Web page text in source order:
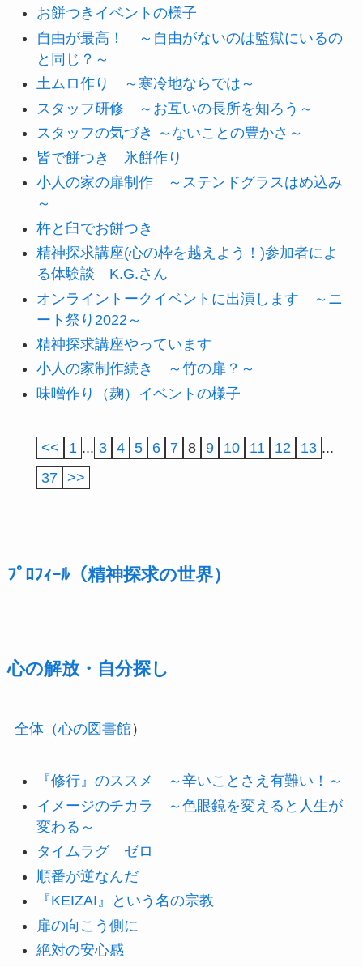
お餅つきイベントの様子
自由が最高！ ～自由がないのは監獄にいるの
と同じ？～
土ムロ作り ～寒冷地ならでは～
スタッフ研修 ～お互いの長所を知ろう～
スタッフの気づき ～ないことの豊かさ～
皆で餅つき 氷餅作り
小人の家の扉制作 ～ステンドグラスはめ込み
～
杵と臼でお餅つき
精神探求講座(心の枠を越えよう！)参加者によ
る体験談 K.G.さん
オンライントークイベントに出演します ～ニ
ート祭り2022～
精神探求講座やっています
小人の家制作続き ～竹の扉？～
味噌作り（麹）イベントの様子
<< 1 ... 3 4 5 6 7 8 9 10 11 12 13 ...
37
>>
ﾌﾟﾛﾌｨｰﾙ（精神探求の世界）
心の解放・自分探し
全体（心の図書館）
『修行』のススメ ～辛いことさえ有難い！～
イメージのチカラ ～色眼鏡を変えると人生が
変わる～
タイムラグ ゼロ
順番が逆なんだ
『KEIZAI』という名の宗教
扉の向こう側に
絶対の安心感